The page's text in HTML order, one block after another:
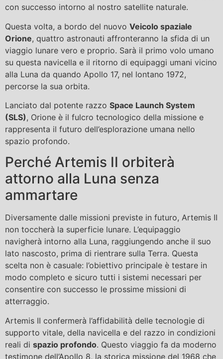
con successo intorno al nostro satellite naturale.
Questa volta, a bordo del nuovo Veicolo spaziale
Orione, quattro astronauti affronteranno la sfida di un
viaggio lunare vero e proprio. Sarà il primo volo umano
su questa navicella e il ritorno di equipaggi umani vicino
alla Luna da quando Apollo 17, nel lontano 1972,
percorse la sua orbita.
Lanciato dal potente razzo Space Launch System
(SLS), Orione è il fulcro tecnologico della missione e
rappresenta il futuro dell’esplorazione umana nello
spazio profondo.
Perché Artemis II orbiterà
attorno alla Luna senza
ammartare
Diversamente dalle missioni previste in futuro, Artemis II
non toccherà la superficie lunare. L’equipaggio
navigherà intorno alla Luna, raggiungendo anche il suo
lato nascosto, prima di rientrare sulla Terra. Questa
scelta non è casuale: l’obiettivo principale è testare in
modo completo e sicuro tutti i sistemi necessari per
consentire con successo le prossime missioni di
atterraggio.
Artemis II confermerà l’affidabilità delle tecnologie di
supporto vitale, della navicella e del razzo in condizioni
reali di spazio profondo. Questo viaggio fa da moderno
testimone dell’Apollo 8, la storica missione del 1968 che